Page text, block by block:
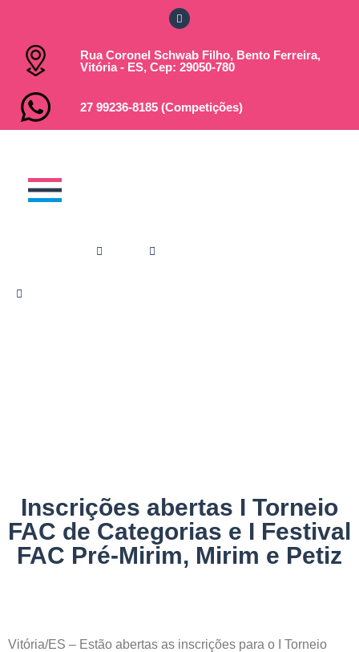
Rua Coronel Schwab Filho, Bento Ferreira,
Vitória - ES, Cep: 29050-780
27 99236-8185 (Competições)
Inscrições abertas I Torneio
FAC de Categorias e I Festival
FAC Pré-Mirim, Mirim e Petiz
Vitória/ES – Estão abertas as inscrições para o I Torneio